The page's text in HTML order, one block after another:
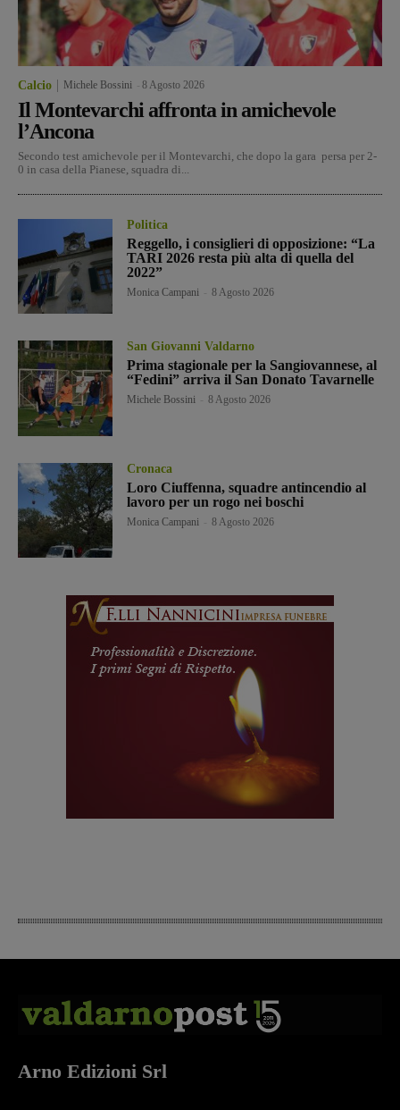
Calcio Michele Bossini 8 Agosto 2026
Il Montevarchi affronta in amichevole
l’Ancona
Secondo test amichevole per il Montevarchi, che dopo la gara persa per 2-
0 in casa della Pianese, squadra di...
Politica
Reggello, i consiglieri di opposizione: “La
TARI 2026 resta più alta di quella del
2022”
Monica Campani 8 Agosto 2026
San Giovanni Valdarno
Prima stagionale per la Sangiovannese, al
“Fedini” arriva il San Donato Tavarnelle
Michele Bossini 8 Agosto 2026
Cronaca
Loro Ciuffenna, squadre antincendio al
lavoro per un rogo nei boschi
Monica Campani 8 Agosto 2026
Arno Edizioni Srl